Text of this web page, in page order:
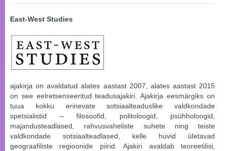
East-West Studies
ajakirja on avaldatud alates aastast 2007, alates aastast 2015
on see eelretsenseeritud teadusajakiri. Ajakirja eesmärgiks on
tuua kokku erinevate sotsiaalteaduslike valdkondade
spetsialistid – filosoofid, politoloogid, psühholoogid,
majandusteadlased, rahvusvaheliste suhete ning teiste
valdkondade sotsiaalteadlased, kelle huvid ületavad
geograafiliste regioonide piirid. Ajakiri avaldab teoreetilisi,